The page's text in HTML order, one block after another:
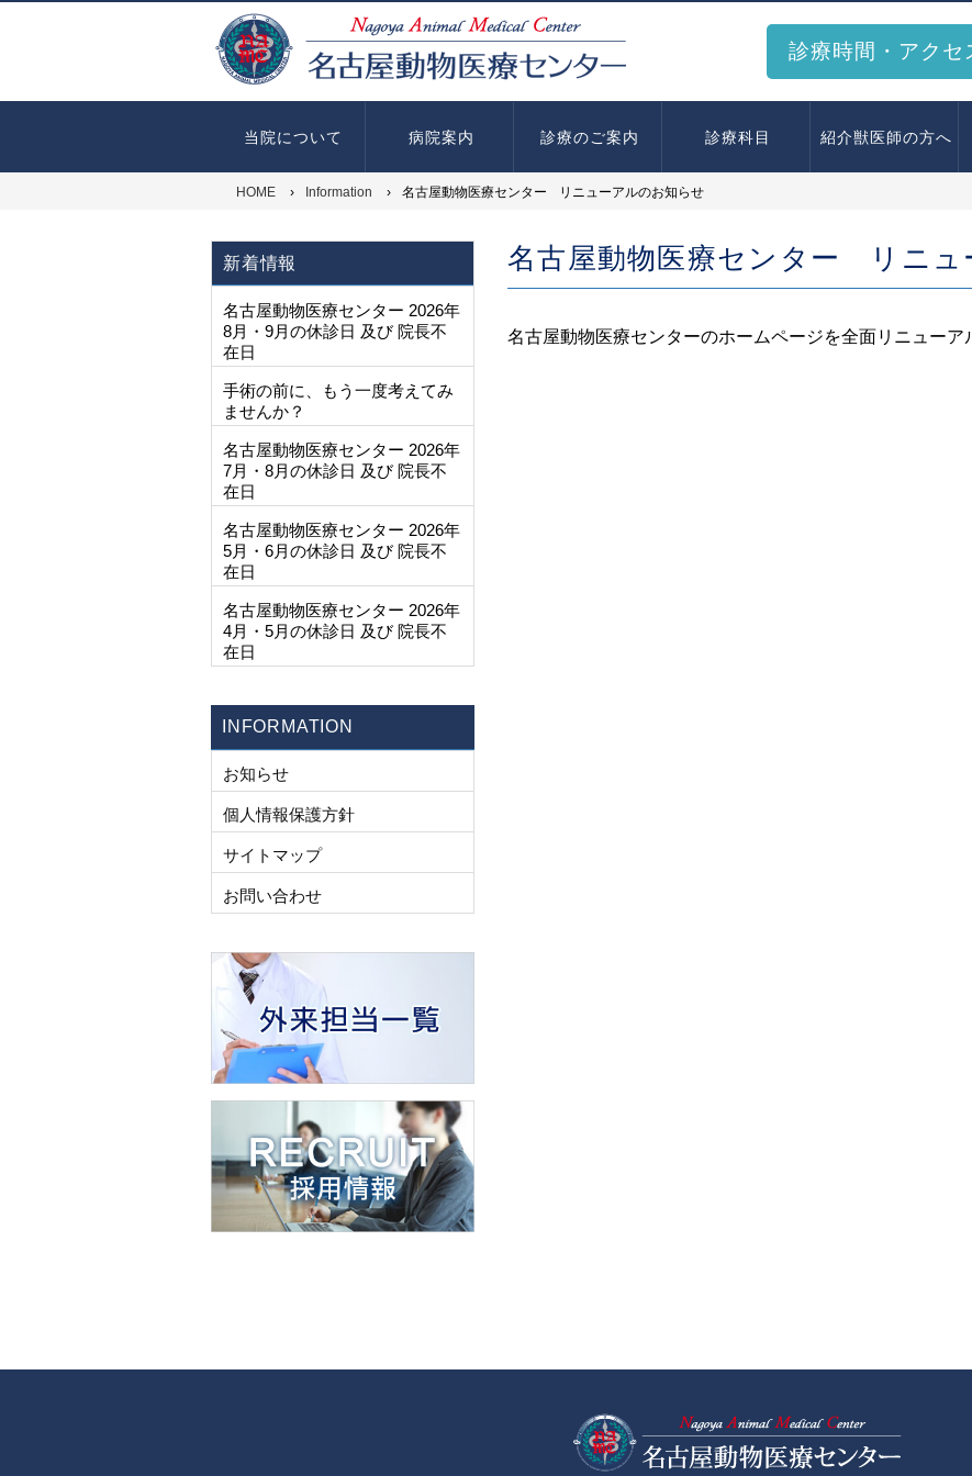
当院について 病院案内 診療のご案内 診療科目 紹介獣医師の方へ
診療時間・アクセ
HOME › Information › 名古屋動物医療センター リニューアルのお知らせ
名古屋動物医療センター リニュ
名古屋動物医療センターのホームページを全面リニューア
新着情報
名古屋動物医療センター 2026年
8月・9月の休診日 及び 院長不
在日
手術の前に、もう一度考えてみ
ませんか？
名古屋動物医療センター 2026年
7月・8月の休診日 及び 院長不
在日
名古屋動物医療センター 2026年
5月・6月の休診日 及び 院長不
在日
名古屋動物医療センター 2026年
4月・5月の休診日 及び 院長不
在日
INFORMATION
お知らせ
個人情報保護方針
サイトマップ
お問い合わせ